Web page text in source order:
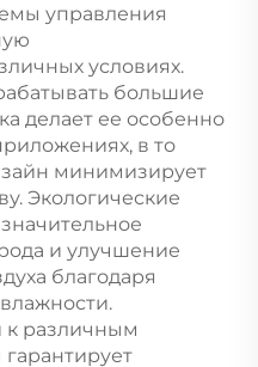
управления
условиях.
большие
делает ее особенно
в то
минимизирует
Экологические
и улучшение
благодаря
к различным